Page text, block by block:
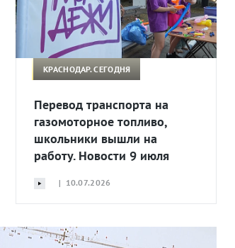
КРАСНОДАР. СЕГОДНЯ
Перевод транспорта на
газомоторное топливо,
школьники вышли на
работу. Новости 9 июля
| 10.07.2026